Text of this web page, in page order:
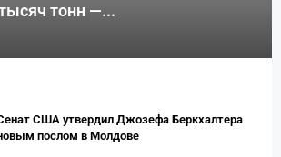
тонн —...
США утвердил Джозефа Беркхалтера
послом в Молдове